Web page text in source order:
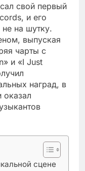
свой первый
и его
не на шутку.
выпуская
чарты с
и «I Just
наград, в
сцене